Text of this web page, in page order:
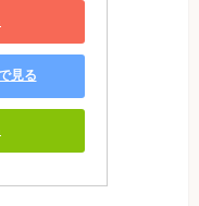
見る